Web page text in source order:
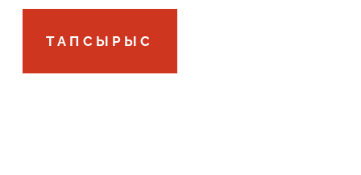
ТАПСЫРЫСӨТІНІМДІ ЖІБЕРУ